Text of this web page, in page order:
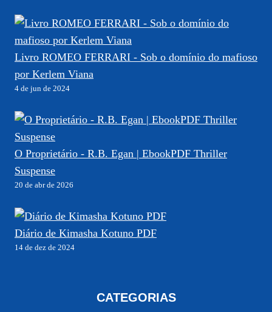
Livro ROMEO FERRARI - Sob o domínio do mafioso
por Kerlem Viana
4 de jun de 2024
O Proprietário - R.B. Egan | EbookPDF Thriller
Suspense
20 de abr de 2026
Diário de Kimasha Kotuno PDF
14 de dez de 2024
CATEGORIAS